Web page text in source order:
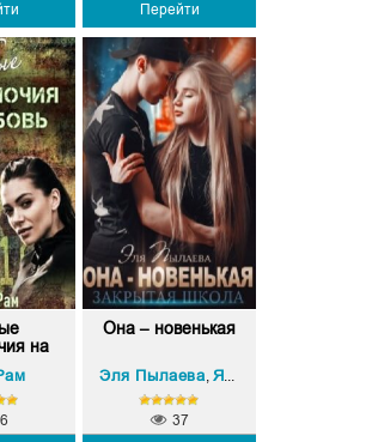
Перейти
на
Она – новенькая
Эля Пылаева, Янка Рам
37